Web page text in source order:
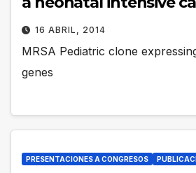
16 ABRIL, 2014
MRSA Pediatric clone
genes
PRESENTACIONES A CONGRESOS